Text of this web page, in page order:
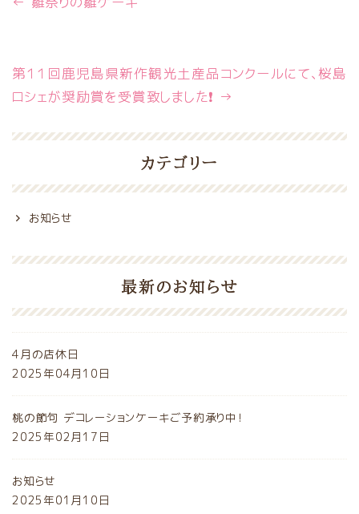
第１１回鹿児島県新作観光土産品コンクールにて、桜島
ロシェが奨励賞を受賞致しました❗ →
カテゴリー
お知らせ
最新のお知らせ
4月の店休日
2025年04月10日
桃の節句 デコレーションケーキご予約承り中！
2025年02月17日
お知らせ
2025年01月10日